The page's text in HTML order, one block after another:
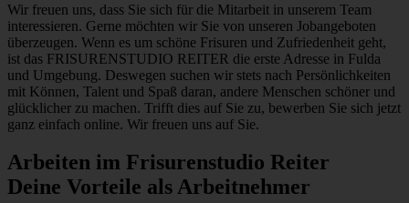
Wir freuen uns, dass Sie sich für die Mitarbeit in unserem Team
interessieren. Gerne möchten wir Sie von unseren Jobangeboten
überzeugen. Wenn es um schöne Frisuren und Zufriedenheit geht,
ist das FRISURENSTUDIO REITER die erste Adresse in Fulda
und Umgebung. Deswegen suchen wir stets nach Persönlichkeiten
mit Können, Talent und Spaß daran, andere Menschen schöner und
glücklicher zu machen. Trifft dies auf Sie zu, bewerben Sie sich jetzt
ganz einfach online. Wir freuen uns auf Sie.
Arbeiten im Frisurenstudio Reiter
Deine Vorteile als Arbeitnehmer